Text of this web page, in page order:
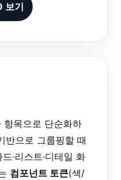
보기
목으로 단순화하
반으로 그룹핑할 때
·리스트·디테일 화
컴포넌트 토큰(색/